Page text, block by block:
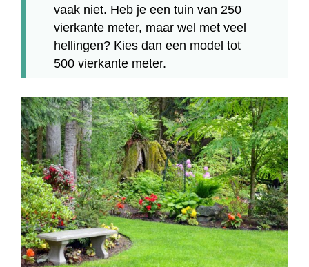
vaak niet. Heb je een tuin van 250
vierkante meter, maar wel met veel
hellingen? Kies dan een model tot
500 vierkante meter.